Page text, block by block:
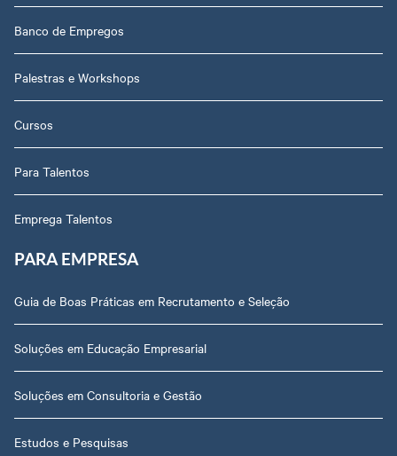
Banco de Empregos
Palestras e Workshops
Cursos
Para Talentos
Emprega Talentos
PARA EMPRESA
Guia de Boas Práticas em Recrutamento e Seleção
Soluções em Educação Empresarial
Soluções em Consultoria e Gestão
Estudos e Pesquisas